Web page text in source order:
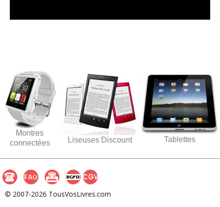
Montres
connectées
Liseuses Discount Tablettes
© 2007-2026 TousVosLivres.com